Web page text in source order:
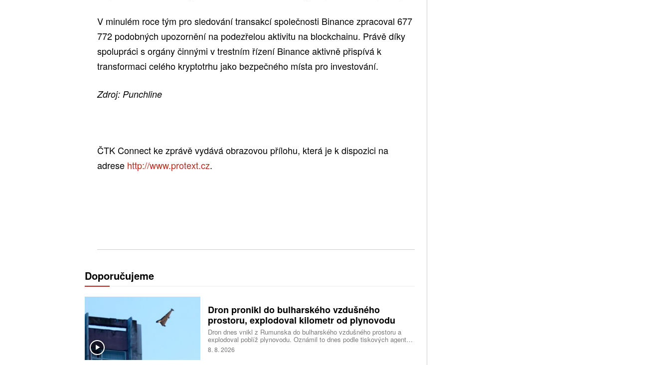
V minulém roce tým pro sledování transakcí společnosti Binance zpracoval 677
772 podobných upozornění na podezřelou aktivitu na blockchainu. Právě díky
spolupráci s orgány činnými v trestním řízení Binance aktivně přispívá k
transformaci celého kryptotrhu jako bezpečného místa pro investování.
Zdroj: Punchline
ČTK Connect ke zprávě vydává obrazovou přílohu, která je k dispozici na
adrese http://www.protext.cz.
Doporučujeme
Dron pronikl do bulharského vzdušného
prostoru, explodoval kilometr od plynovodu
Dron dnes vnikl z Rumunska do bulharského vzdušného prostoru a
explodoval poblíž plynovodu. Oznámil to dnes podle tiskových agentur
bulharský premiér Rumen Radev. Dron podle něj nesl velké množství
výbušnin, píše agentura DPA.
8. 8. 2026